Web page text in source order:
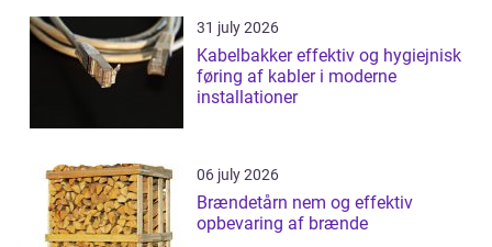
31 july 2026
Kabelbakker effektiv og hygiejnisk
føring af kabler i moderne
installationer
06 july 2026
Brændetårn nem og effektiv
opbevaring af brænde